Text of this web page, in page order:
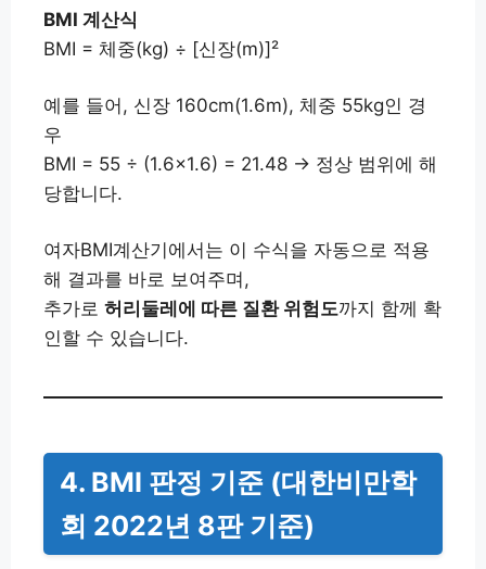
BMI 계산식
BMI = 체중(kg) ÷ [신장(m)]²
예를 들어, 신장 160cm(1.6m), 체중 55kg인 경
우
BMI = 55 ÷ (1.6×1.6) = 21.48 → 정상 범위에 해
당합니다.
여자BMI계산기에서는 이 수식을 자동으로 적용
해 결과를 바로 보여주며,
추가로 허리둘레에 따른 질환 위험도까지 함께 확
인할 수 있습니다.
4. BMI 판정 기준 (대한비만학
회 2022년 8판 기준)